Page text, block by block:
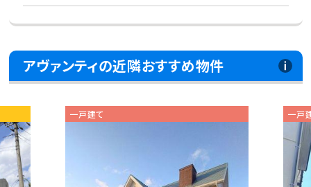
アヴァンティの近隣おすすめ物件
一戸建て 一戸